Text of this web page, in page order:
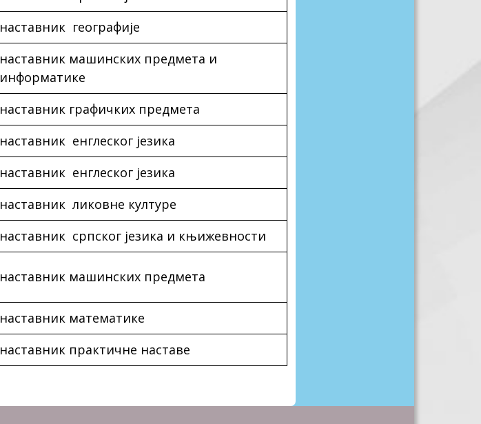
наставник географије
наставник машинских предмета и
информатике
наставник графичких предмета
наставник енглеског језика
наставник енглеског језика
наставник ликовне културе
наставник српског језика и књижевности
наставник машинских предмета
наставник математике
наставник практичне наставе